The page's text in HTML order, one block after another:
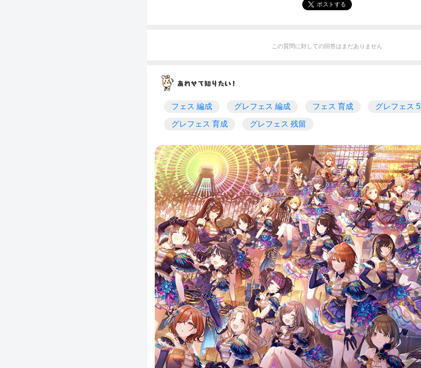
ポストする
この質問に対しての回答はまだありません
フェス 編成 グレフェス 編成 フェス 育成 グレフェス 5
グレフェス 育成 グレフェス 残留